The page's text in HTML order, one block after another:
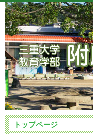
トップページ